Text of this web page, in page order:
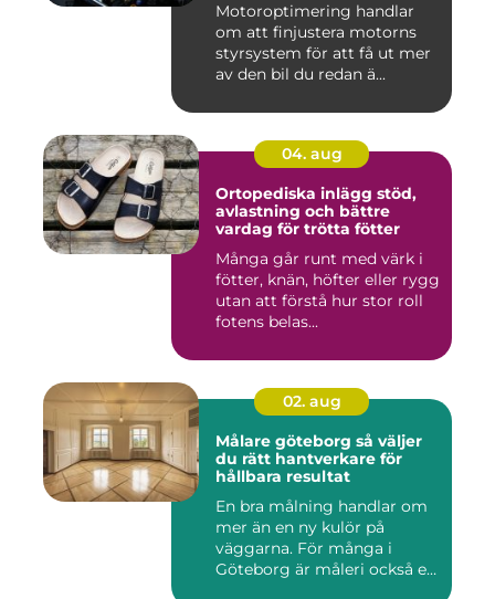
Motoroptimering handlar
om att finjustera motorns
styrsystem för att få ut mer
av den bil du redan ä...
04. aug
Ortopediska inlägg stöd,
avlastning och bättre
vardag för trötta fötter
Många går runt med värk i
fötter, knän, höfter eller rygg
utan att förstå hur stor roll
fotens belas...
02. aug
Målare göteborg så väljer
du rätt hantverkare för
hållbara resultat
En bra målning handlar om
mer än en ny kulör på
väggarna. För många i
Göteborg är måleri också ett